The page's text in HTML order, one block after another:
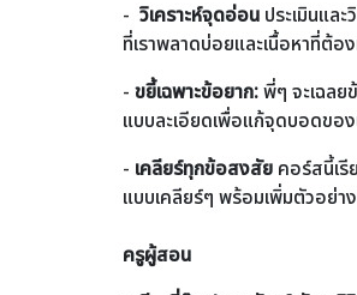
- วิเคราะห์จุดอ่อน ประเมินแล
ที่เราพลาดบ่อยและเนื้อหาที่ต้อ
- ขยี้เฉพาะข้อยาก:พี่ๆ จะเฉล
แบบละเอียดเพื่อแก้จุดบอดขอ
- เคลียร์ทุกข้อสงสัย คอร์สนี้เรี
แบบเคลียร์ๆ พร้อมเพิ่มตัวอย่า
ครูผู้สอน